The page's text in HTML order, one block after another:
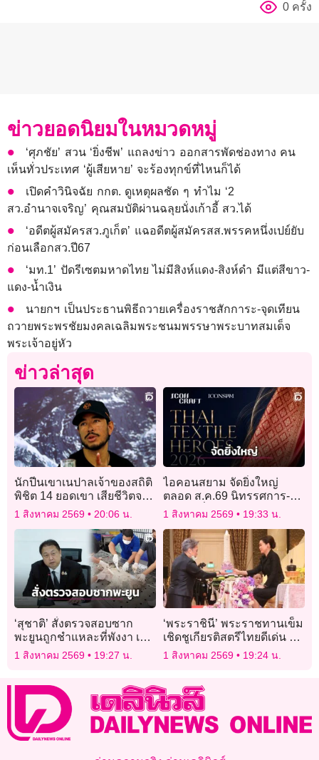
0 ครั้ง
ข่าวยอดนิยมในหมวดหมู่
‘ศุภชัย’ สวน ‘ยิ่งชีพ’ แถลงข่าว ออกสารพัดช่องทาง คน
เห็นทั่วประเทศ ‘ผู้เสียหาย’ จะร้องทุกข์ที่ไหนก็ได้
เปิดคำวินิจฉัย กกต. ดูเหตุผลชัด ๆ ทำไม ‘2
สว.อำนาจเจริญ’ คุณสมบัติผ่านฉลุยนั่งเก้าอี้ สว.ได้
‘อดีตผู้สมัครสว.ภูเก็ต’ แฉอดีตผู้สมัครสส.พรรคหนึ่งเปย์ยับ
ก่อนเลือกสว.ปี67
‘มท.1’ ปัดรีเซตมหาดไทย ไม่มีสิงห์แดง-สิงห์ดำ มีแต่สีขาว-
แดง-น้ำเงิน
นายกฯ เป็นประธานพิธีถวายเครื่องราชสักการะ-จุดเทียน
ถวายพระพรชัยมงคลเฉลิมพระชนมพรรษาพระบาทสมเด็จ
พระเจ้าอยู่หัว
ข่าวล่าสุด
นักปีนเขาเนปาลเจ้าของสถิติ
พิชิต 14 ยอดเขา เสียชีวิตจาก
หิมะถล่มในปากีสถาน
1 สิงหาคม 2569 20:06 น.
ไอคอนสยาม จัดยิ่งใหญ่
ตลอด ส.ค.69 นิทรรศการ-
งานแฟชั่นผ้าไทย
1 สิงหาคม 2569 19:33 น.
‘สุชาติ’ สั่งตรวจสอบซาก
พะยูนถูกชำแหละที่พังงา เร่ง
ล่าตัวคนผิด ฟันโทษหนัก
1 สิงหาคม 2569 19:27 น.
‘พระราชินี’ พระราชทานเข็ม
เชิดชูเกียรติสตรีไทยดีเด่น วัน
สตรีไทยประจำปี 2569
1 สิงหาคม 2569 19:24 น.